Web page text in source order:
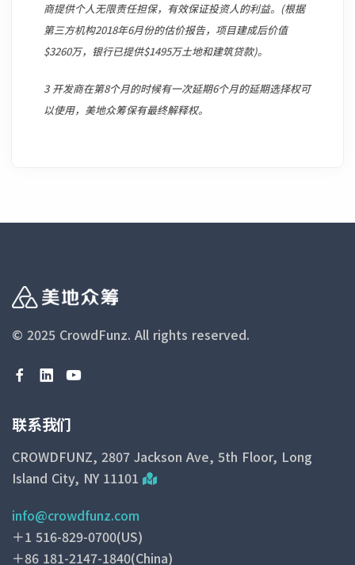
商提供个人无限责任担保，有效保证投资人的利益。(根据
第三方机构2018年6月份的估价报告，项目建成后价值
$3260万，银行已提供$1495万土地和建筑贷款)。
3 开发商在第8个月的时候有一次延期6个月的延期选择权可
以使用，美地众筹保有最终解释权。
© 2025 CrowdFunz. All rights reserved.
联系我们
CROWDFUNZ, 2807 Jackson Ave, 5th Floor, Long
Island City, NY 11101
info@crowdfunz.com
＋1 516-829-0700(US)
＋86 181-2147-1840(China)